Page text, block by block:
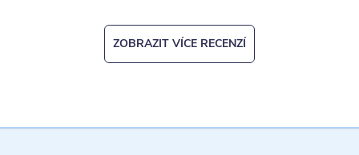
ZOBRAZIT VÍCE RECENZÍ